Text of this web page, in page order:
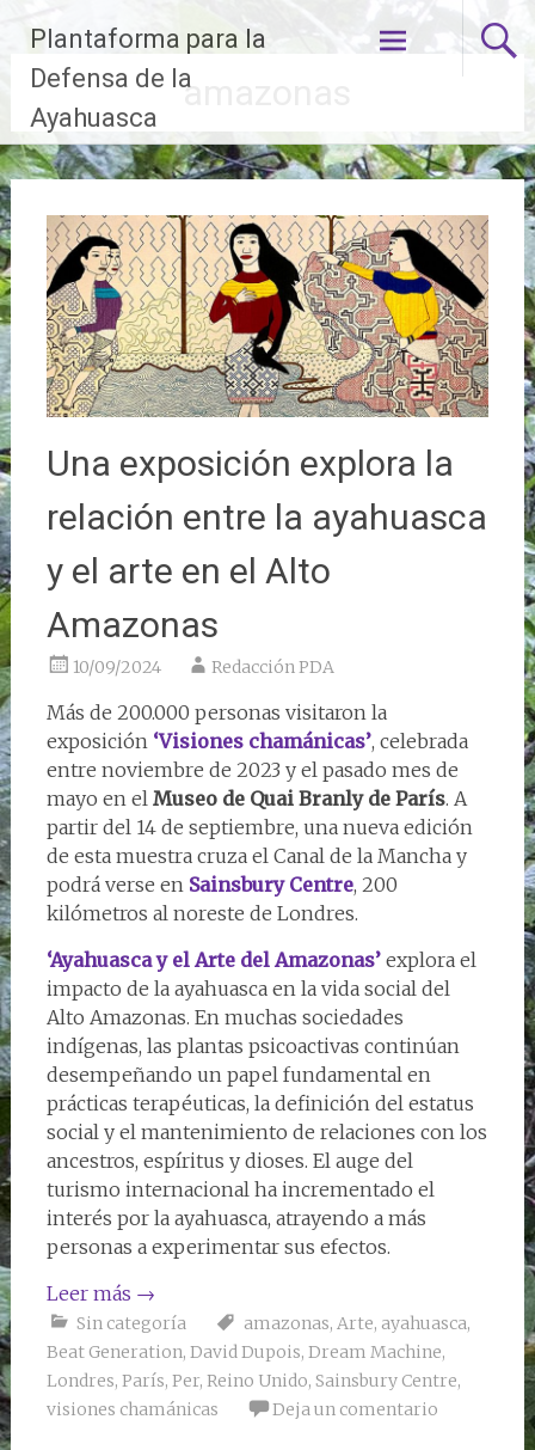
contenido
Plantaforma para la
Defensa de la
Ayahuasca
amazonas
Una exposición explora la
relación entre la ayahuasca
y el arte en el Alto
Amazonas
10/09/2024 Redacción PDA
Más de 200.000 personas visitaron la
exposición ‘Visiones chamánicas’, celebrada
entre noviembre de 2023 y el pasado mes de
mayo en el Museo de Quai Branly de París. A
partir del 14 de septiembre, una nueva edición
de esta muestra cruza el Canal de la Mancha y
podrá verse en Sainsbury Centre, 200
kilómetros al noreste de Londres.
‘Ayahuasca y el Arte del Amazonas’explora el
impacto de la ayahuasca en la vida social del
Alto Amazonas. En muchas sociedades
indígenas, las plantas psicoactivas continúan
desempeñando un papel fundamental en
prácticas terapéuticas, la definición del estatus
social y el mantenimiento de relaciones con los
ancestros, espíritus y dioses. El auge del
turismo internacional ha incrementado el
interés por la ayahuasca, atrayendo a más
personas a experimentar sus efectos.
Leer más →
Sin categoría amazonas, Arte, ayahuasca,
Beat Generation, David Dupois, Dream Machine,
Londres, París, Per, Reino Unido, Sainsbury Centre,
visiones chamánicas
Deja un comentario